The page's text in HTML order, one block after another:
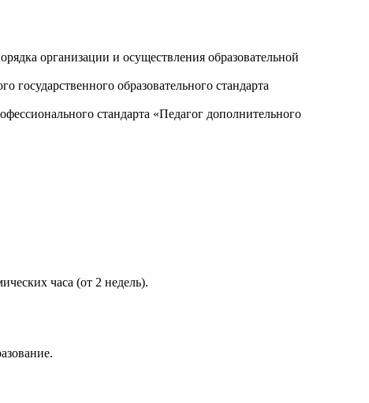
организации и осуществления образовательной
образовательного стандарта
стандарта «Педагог дополнительного
часа (от 2 недель).